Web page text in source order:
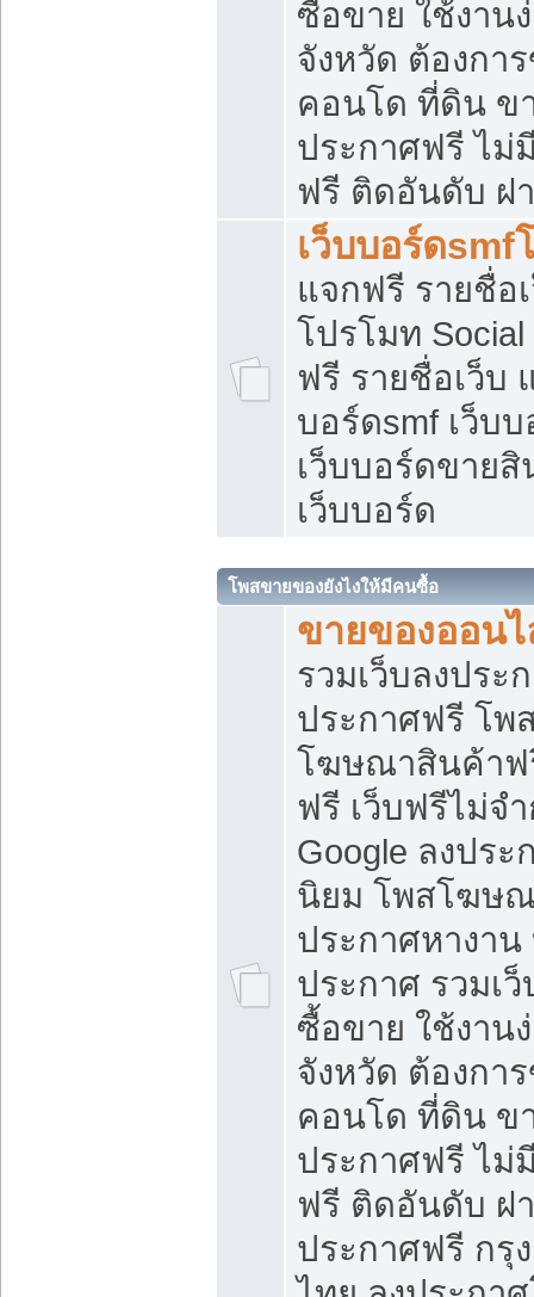
ซื้อขาย ใช้งาน
จังหวัด ต้องกา
คอนโด ที่ดิน ข
ประกาศฟรี ไม่
ฟรี ติดอันดับ ฝ
เว็บบอร์ดsmf
แจกฟรี รายชื่อ
โปรโมท
ฟรี รายชื่อเว็บ
บอร์ดsmf เว็บ
เว็บบอร์ดขาย
เว็บบอร์ด
โพสขายของยังไงให้มีคนซื้อ
ขายของออน
รวมเว็บลงประ
ประกาศฟรี โพ
โฆษณาสินค้าฟ
ฟรี เว็บฟรีไม่จ
Google ลงปร
นิยม โพสโฆษ
ประกาศหางาน
ประกาศ รวมเ
ซื้อขาย ใช้งาน
จังหวัด ต้องกา
คอนโด ที่ดิน ข
ประกาศฟรี ไม่
ฟรี ติดอันดับ ฝ
ประกาศฟรี กรุ